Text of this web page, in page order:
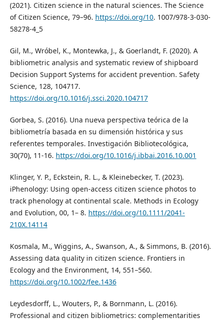
(2021). Citizen science in the natural sciences. The Science
of Citizen Science, 79–96. https://doi.org/10. 1007/978-3-030-
58278-4_5
Gil, M., Wróbel, K., Montewka, J., & Goerlandt, F. (2020). A
bibliometric analysis and systematic review of shipboard
Decision Support Systems for accident prevention. Safety
Science, 128, 104717.
https://doi.org/10.1016/j.ssci.2020.104717
Gorbea, S. (2016). Una nueva perspectiva teórica de la
bibliometría basada en su dimensión histórica y sus
referentes temporales. Investigación Bibliotecológica,
30(70), 11-16. https://doi.org/10.1016/j.ibbai.2016.10.001
Klinger, Y. P., Eckstein, R. L., & Kleinebecker, T. (2023).
iPhenology: Using open-access citizen science photos to
track phenology at continental scale. Methods in Ecology
and Evolution, 00, 1– 8. https://doi.org/10.1111/2041-
210X.14114
Kosmala, M., Wiggins, A., Swanson, A., & Simmons, B. (2016).
Assessing data quality in citizen science. Frontiers in
Ecology and the Environment, 14, 551–560.
https://doi.org/10.1002/fee.1436
Leydesdorff, L., Wouters, P., & Bornmann, L. (2016).
Professional and citizen bibliometrics: complementarities